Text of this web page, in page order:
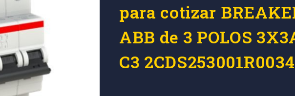
para cotizar
ABB de 3 POLOS
C3 2CDS253001R0034